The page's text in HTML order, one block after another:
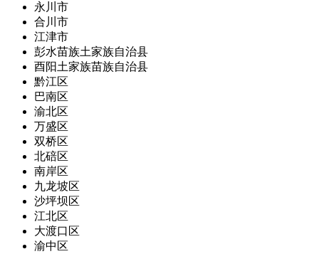
永川市
合川市
江津市
彭水苗族土家族自治县
酉阳土家族苗族自治县
黔江区
巴南区
渝北区
万盛区
双桥区
北碚区
南岸区
九龙坡区
沙坪坝区
江北区
大渡口区
渝中区